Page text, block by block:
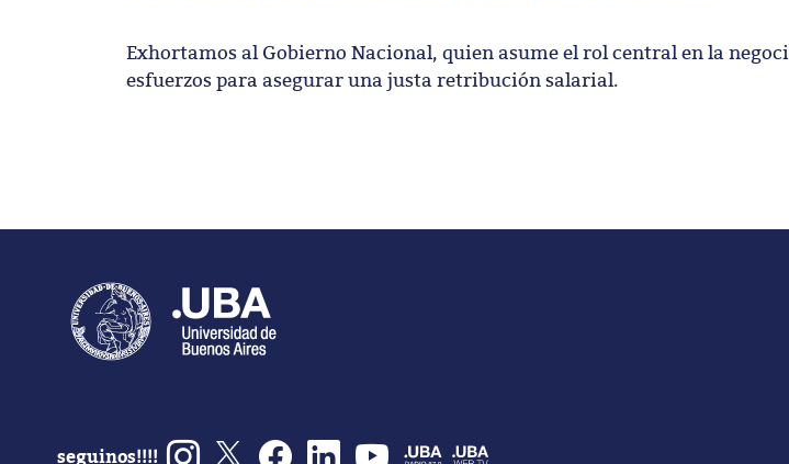
Exhortamos al Gobierno Nacional, quien asume el rol central en la
esfuerzos para asegurar una justa retribución salarial.
seguinos!!!!